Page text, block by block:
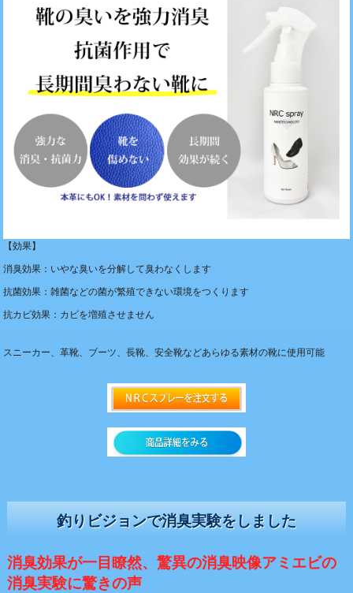
【効果】
消臭効果：いやな臭いを分解して臭わなくします
抗菌効果：雑菌などの菌が繁殖できない環境をつくります
抗カビ効果：カビを増殖させません
スニーカー、革靴、ブーツ、長靴、安全靴などあらゆる素材の靴に使用可能
釣りビジョンで消臭実験をしました
消臭効果が一目瞭然、驚異の消臭映像アミエビの
消臭実験に驚きの声